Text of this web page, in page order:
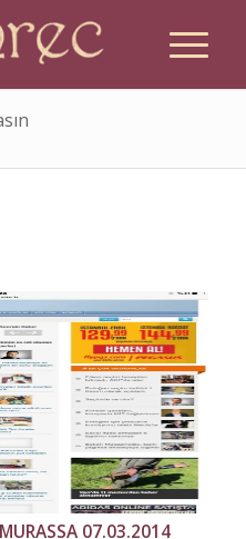
07.03.2014